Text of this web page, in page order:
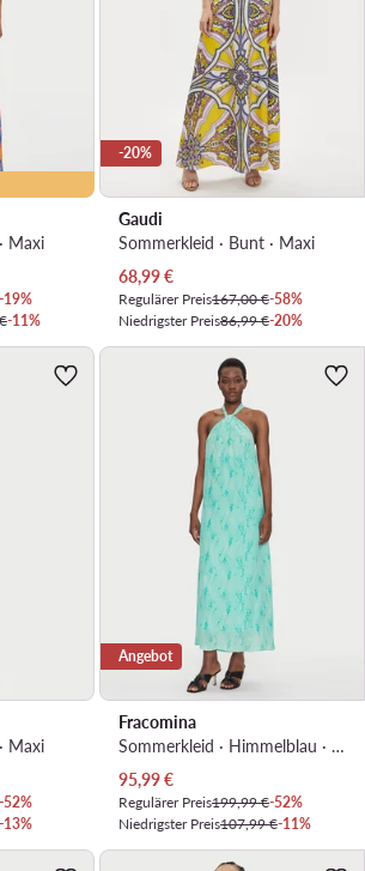
Maxi
-19%
-11%
-20%
Gaudi
Sommerkleid · Bunt · Maxi
Aktueller Preis
68,99€
Regulärer Preis167,00 €-58%
Niedrigster Preis86,99 €-20%
Maxi
-52%
-13%
Angebot
Fracomina
Sommerkleid · Himmelblau · Maxi
Aktueller Preis
95,99€
Regulärer Preis199,99 €-52%
Niedrigster Preis107,99 €-11%